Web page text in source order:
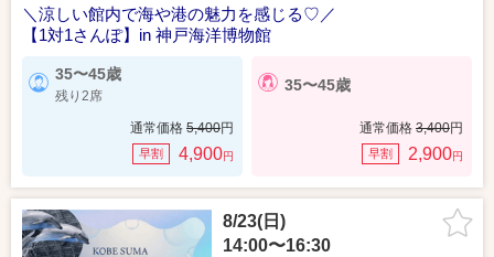
＼涼しい館内で海や港の魅力を感じる♡／
【1対1さんぽ】in 神戸海洋博物館
35〜45歳
残り2席
通常価格 5,400円
早割 4,900円
35〜45歳
通常価格 3,400円
早割 2,900円
8/23(日)
14:00〜16:30